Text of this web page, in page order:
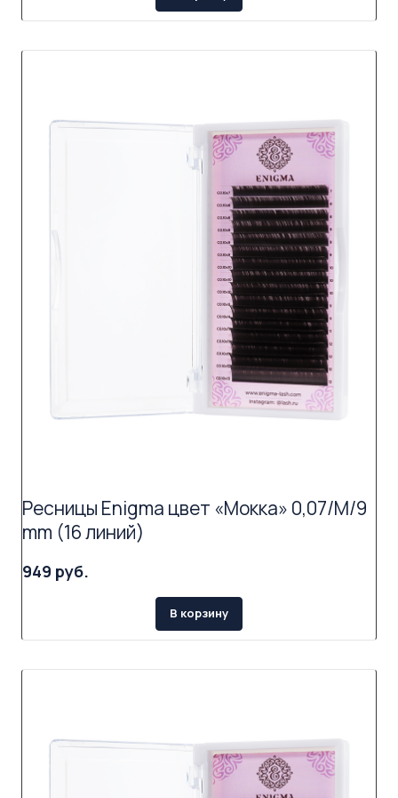
Ресницы Enigma цвет «Мокка» 0,07/M/9
mm (16 линий)
949 руб.
В корзину